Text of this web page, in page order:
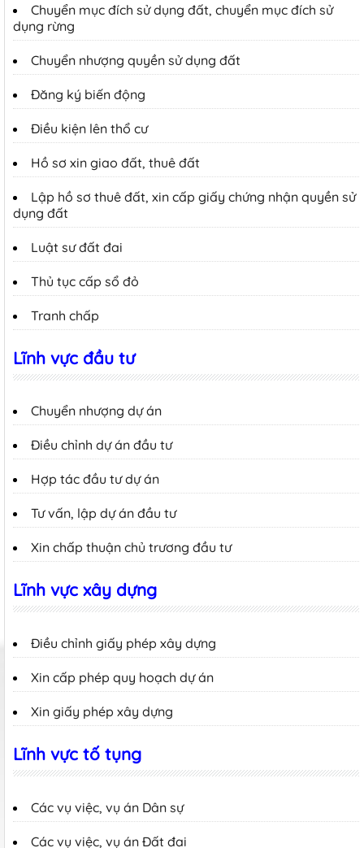
Chuyển mục đích sử dụng đất, chuyển mục đích sử
dụng rừng
Chuyển nhượng quyền sử dụng đất
Đăng ký biến động
Điều kiện lên thổ cư
Hồ sơ xin giao đất, thuê đất
Lập hồ sơ thuê đất, xin cấp giấy chứng nhận quyền sử
dụng đất
Luật sư đất đai
Thủ tục cấp sổ đỏ
Tranh chấp
Lĩnh vực đầu tư
Chuyển nhượng dự án
Điều chỉnh dự án đầu tư
Hợp tác đầu tư dự án
Tư vấn, lập dự án đầu tư
Xin chấp thuận chủ trương đầu tư
Lĩnh vực xây dựng
Điều chỉnh giấy phép xây dựng
Xin cấp phép quy hoạch dự án
Xin giấy phép xây dựng
Lĩnh vực tố tụng
Các vụ việc, vụ án Dân sự
Các vụ việc, vụ án Đất đai